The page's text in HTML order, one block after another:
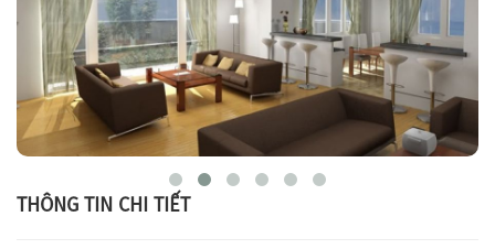
THÔNG TIN CHI TIẾT